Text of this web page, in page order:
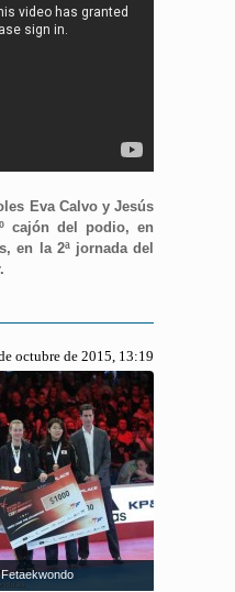
Eva Calvo y Jesús
cajón del podio, en
en la 2ª jornada del
octubre de 2015, 13:19